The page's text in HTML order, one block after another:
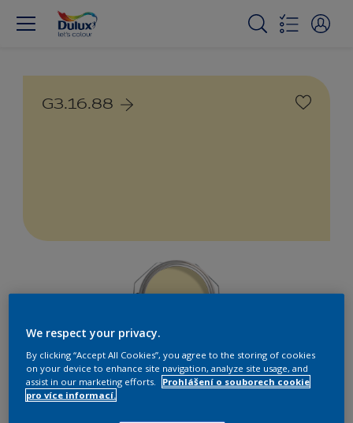
G3.16.88
Najít výrobek v tomto odstínu
We respect your privacy.
By clicking “Accept All Cookies”, you agree to the storing of cookies
on your device to enhance site navigation, analyze site usage, and
assist in our marketing efforts.
Prohlášení o souborech cookie
pro více informací.